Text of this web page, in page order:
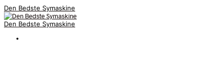
Den Bedste Symaskine
Den Bedste Symaskine